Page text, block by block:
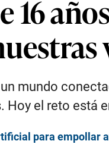
16
mundo
el reto está
para empollar